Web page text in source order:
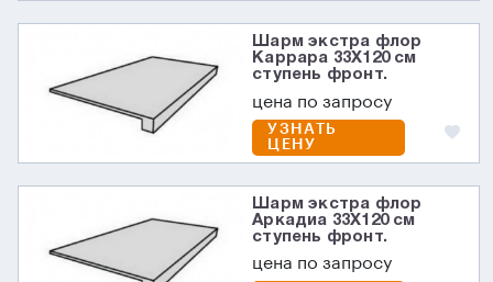
Шарм экстра флор
Каррара 33X120 см
ступень фронт.
цена по запросу
УЗНАТЬ
ЦЕНУ
Шарм экстра флор
Аркадиа 33X120 см
ступень фронт.
цена по запросу